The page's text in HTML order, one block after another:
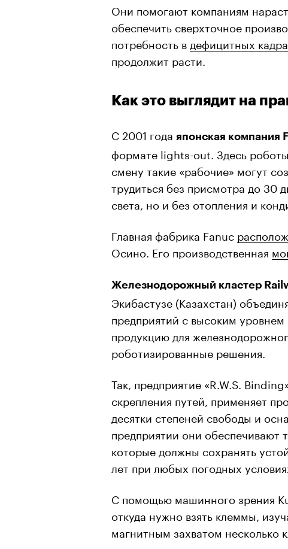
Они помогают компаниям
обеспечить сверхточное
потребность в дефицитных
продолжит расти.
Как это выглядит на
С 2001 года японская компания
формате lights-out. Здесь
смену такие «рабочие» могут
трудиться без присмотра до 30
света, но и без отопления и
Главная фабрика Fanuc
Осино. Его производственная
Железнодорожный кластер
Экибастузе (Казахстан)
предприятий с высоким
продукцию для
роботизированные решения.
Так, предприятие «R.W.S.
скрепления путей, применяет
десятки степеней свободы и
предприятии они обеспечивают
которые должны сохранять
лет при любых погодных
С помощью машинного зрения
откуда нужно взять клеммы,
магнитным захватом несколько